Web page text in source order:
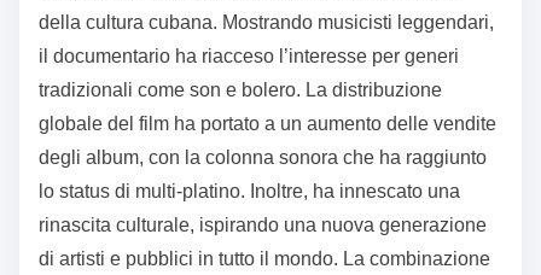
della cultura cubana. Mostrando musicisti leggendari,
il documentario ha riacceso l’interesse per generi
tradizionali come son e bolero. La distribuzione
globale del film ha portato a un aumento delle vendite
degli album, con la colonna sonora che ha raggiunto
lo status di multi-platino. Inoltre, ha innescato una
rinascita culturale, ispirando una nuova generazione
di artisti e pubblici in tutto il mondo. La combinazione